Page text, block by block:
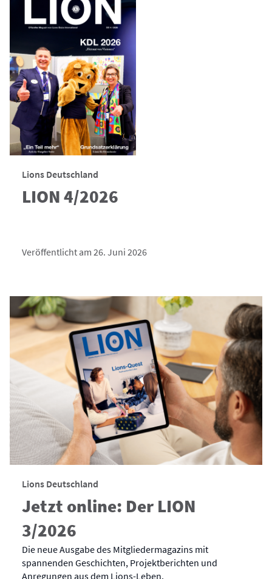
Lions Deutschland
LION 4/2026
Veröffentlicht am 26. Juni 2026
Lions Deutschland
Jetzt online: Der LION
3/2026
Die neue Ausgabe des Mitgliedermagazins mit
spannenden Geschichten, Projektberichten und
Anregungen aus dem Lions-Leben.